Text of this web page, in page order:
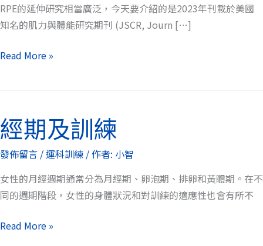
RPE的延伸研究相當廣泛，今天要介紹的是2023年刊載於美國
知名的肌力與體能研究期刊 (JSCR, Journ […]
of
Perceived
Scales)
Read More »
經期及訓練
發佈留言 /運科訓練 / 作者: 小智
女性的月經週期通常分為月經期、卵泡期、排卵和黃體期。在不
同的週期階段，女性的身體狀況和對訓練的適應性也會有所不
經
期
及
練
Read More »